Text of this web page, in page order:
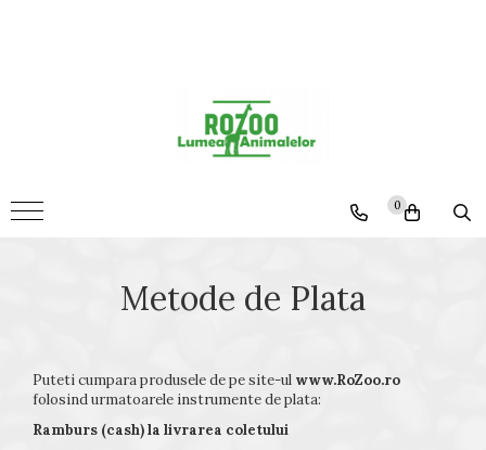
0
Metode de Plata
Puteti cumpara produsele de pe site-ul www.RoZoo.ro
folosind urmatoarele instrumente de plata:
Ramburs (cash) la livrarea coletului